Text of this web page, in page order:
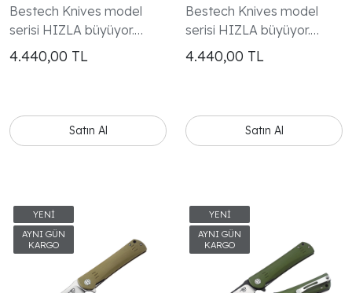
Çakı
Bestech Knives model
serisi HIZLA büyüyor.
Müşterilerimize son
derece tasarlanmış ve
Bestech Knives
modellerinin patentli
4.440,00 TL
Satın Al
Bestech Knives model
serisi HIZLA büyüyor.
Müşterilerimize son
derece tasarlanmış ve
Bestech Knives
modellerinin patentli
4.440,00 TL
Satın Al